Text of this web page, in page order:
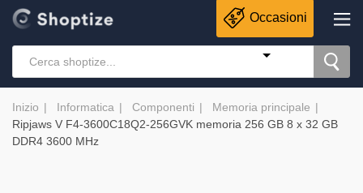
Occasioni
Inizio Informatica Componenti
Memoria principale
Ripjaws V F4-3600C18Q2-256GVK memoria 256 GB 8 x 32 GB
DDR4 3600 MHz